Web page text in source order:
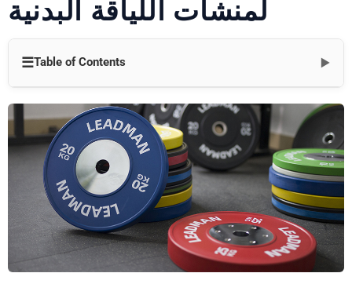
☰Table of Contents ▼
فهم احتياجات المخزون الخاص بك
1. تحليل التركيبة السكانية للعضوية
2. مراجعة برامج التدريب
3. تحديد أوقات ذروة الاستخدام
تنفيذ أنظمة إدارة المخزون